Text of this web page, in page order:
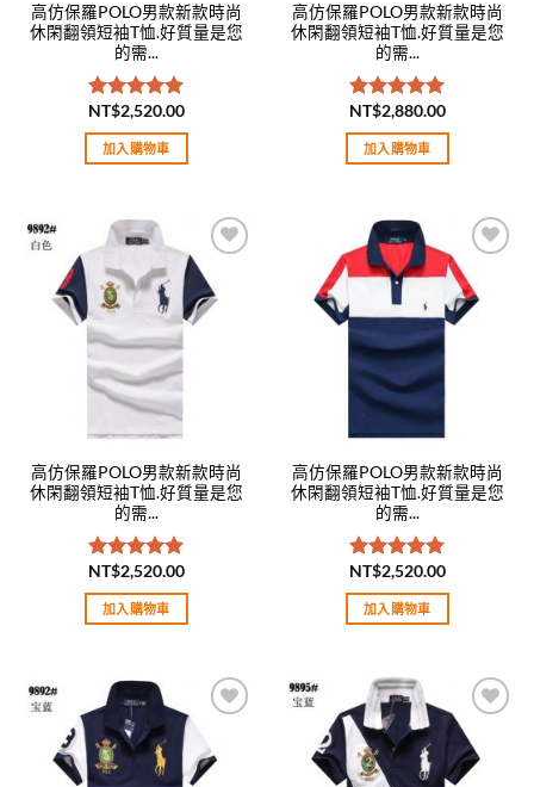
高仿保羅POLO男款新款時尚
休閑翻領短袖T恤.好質量是您
的需...
評分5.00
滿分 5
NT$2,520.00
加入購物車
高仿保羅POLO男款新款時尚
休閑翻領短袖T恤.好質量是您
的需...
評分5.00
滿分 5
NT$2,880.00
加入購物車
Add to
wishlist
高仿保羅POLO男款新款時尚
休閑翻領短袖T恤.好質量是您
的需...
評分5.00
滿分 5
NT$2,520.00
加入購物車
Add to
wishlist
高仿保羅POLO男款新款時尚
休閑翻領短袖T恤.好質量是您
的需...
評分5.00
滿分 5
NT$2,520.00
加入購物車
wishlist
Add to
wishlist